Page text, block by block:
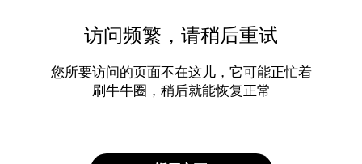
访问频繁，请稍后重试
您所要访问的页面不在这儿，它可能正忙着
刷牛牛圈，稍后就能恢复正常